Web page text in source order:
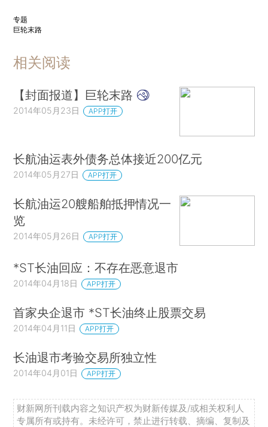
专题
巨轮末路
相关阅读
【封面报道】巨轮末路
2014年05月23日 APP打开
长航油运表外债务总体接近200亿元
2014年05月27日 APP打开
长航油运20艘船舶抵押情况一
览
2014年05月26日 APP打开
*ST长油回应：不存在恶意退市
2014年04月18日 APP打开
首家央企退市 *ST长油终止股票交易
2014年04月11日 APP打开
长油退市考验交易所独立性
2014年04月01日 APP打开
财新网所刊载内容之知识产权为财新传媒及/或相关权利人
专属所有或持有。未经许可，禁止进行转载、摘编、复制及